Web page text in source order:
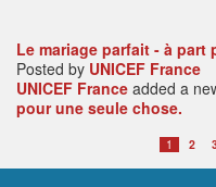
Le mariage parfait - à part
Posted by UNICEF France
UNICEF France added a
pour une seule chose.
1 2